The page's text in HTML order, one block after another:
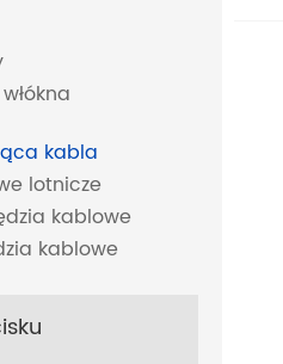
kabla
lotnicze
kablowe
kablowe